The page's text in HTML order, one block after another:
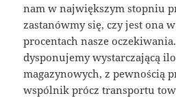
nam w największym stopniu
zastanówmy się, czy jest ona
procentach nasze
dysponujemy wystarczającą
magazynowych, z pewnością
wspólnik prócz transportu